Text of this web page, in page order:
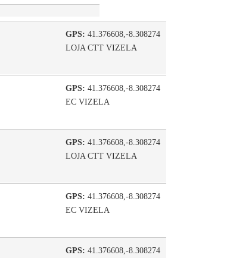
GPS: 41.376608,-8.308274
LOJA CTT VIZELA
GPS: 41.376608,-8.308274
EC VIZELA
GPS: 41.376608,-8.308274
LOJA CTT VIZELA
GPS: 41.376608,-8.308274
EC VIZELA
GPS: 41.376608,-8.308274